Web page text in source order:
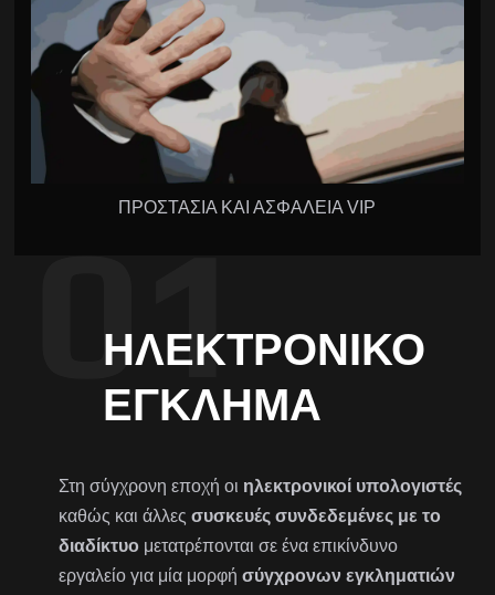
ΠΡΟΣΤΑΣΙΑ ΚΑΙ ΑΣΦΑΛΕΙΑ VIP
ΗΛΕΚΤΡΟΝΙΚΌ
ΈΓΚΛΗΜΑ
Στη σύγχρονη εποχή οι ηλεκτρονικοί υπολογιστές
καθώς και άλλεςσυσκευές συνδεδεμένες με το
διαδίκτυο μετατρέπονται σε ένα επικίνδυνο
εργαλείο για μία μορφήσύγχρονων εγκληματιών